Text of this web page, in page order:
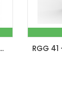
RGG 41 EXL - luxusní plynový gril 17 kW se čtyřmi hořáky a bočním vařičem